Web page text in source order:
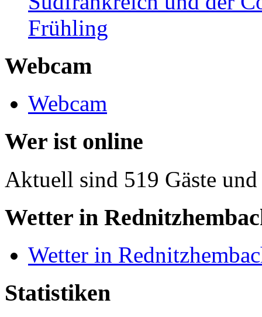
Frühling
Webcam
Webcam
Wer ist online
Aktuell sind 519 Gäste
Wetter in
Wetter in
Statistiken